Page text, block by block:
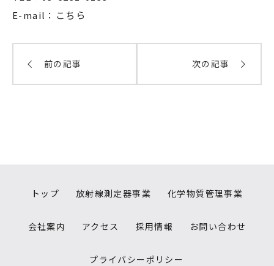
E-mail： こちら
前の記事 次の記事
トップ 放射線測定器事業 化学物質管理事業
会社案内 アクセス 採用情報 お問い合わせ
プライバシーポリシー